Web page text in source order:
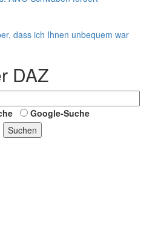
dass ich Ihnen unbequem war
DAZ
Google-Suche
Suchen